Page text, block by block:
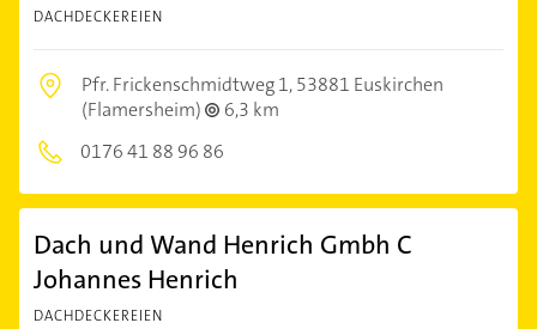
DACHDECKEREIEN
Pfr. Frickenschmidtweg 1,53881 Euskirchen
(Flamersheim)
6,3 km
0176 41 88 96 86
Dach und Wand Henrich Gmbh C
Johannes Henrich
DACHDECKEREIEN